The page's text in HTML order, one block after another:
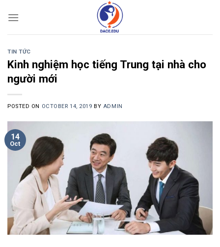
TIN TỨC
Kinh nghiệm học tiếng Trung tại nhà cho
người mới
POSTED ON OCTOBER 14, 2019 BY ADMIN
14
Oct